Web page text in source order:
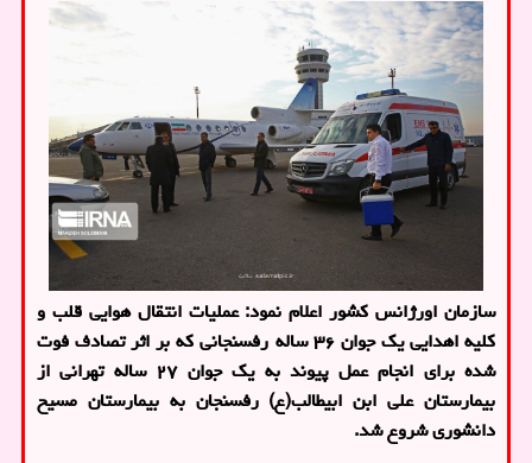
سازمان اورژانس كشور اعلام نمود: عملیات انتقال هوایی قلب و
كلیه اهدایی یك جوان ۳۶ ساله رفسنجانی كه بر اثر تصادف فوت
شده برای انجام عمل پیوند به یك جوان ۲۷ ساله تهرانی از
بیمارستان علی ابن ابیطالب(ع) رفسنجان به بیمارستان مسیح
دانشوری شروع شد.